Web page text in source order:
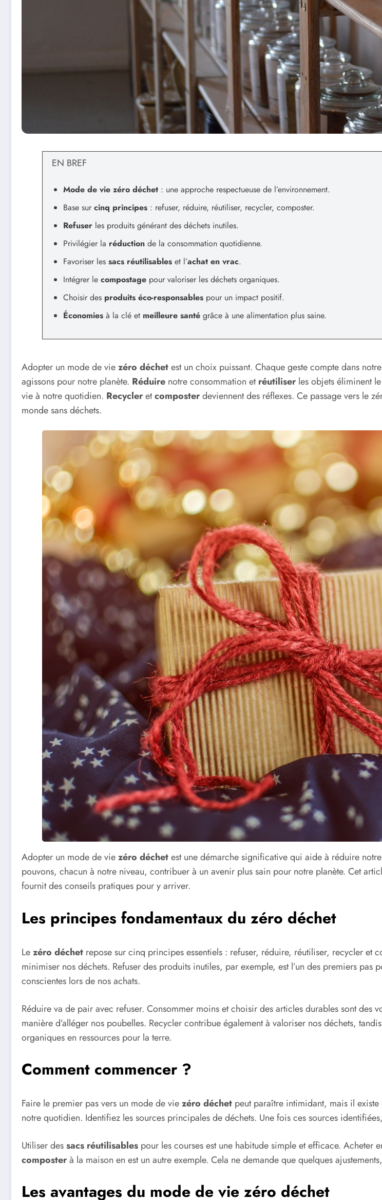
EN BREF
Mode de vie zéro déchet : une approche respectueuse de l’environnement.
Base sur cinq principes : refuser, réduire, réutiliser, recycler, composter.
Refuser les produits générant des déchets inutiles.
Privilégier la réduction de la consommation quotidienne.
Favoriser les sacs réutilisables et l’achat en vrac.
Intégrer le compostage pour valoriser les déchets organiques.
Choisir des produits éco-responsables pour un impact positif.
Économies à la clé et meilleure santé grâce à une alimentation plus saine.
Adopter un mode de viezéro déchetest un choix puissant. Chaque geste compte dans
agissons pour notre planète. Réduire notre consommation etréutiliser les objets éliminent
vie à notre quotidien. Recycleretcomposterdeviennent des réflexes. Ce passage vers le
monde sans déchets.
Adopter un mode de viezéro déchetest une démarche significative qui aide à réduire
pouvons, chacun à notre niveau, contribuer à un avenir plus sain pour notre planète. Cet
fournit des conseils pratiques pour y arriver.
Les principes fondamentaux du zéro déchet
Lezéro déchet repose sur cinq principes essentiels : refuser, réduire, réutiliser, recycler
minimiser nos déchets. Refuser des produits inutiles, par exemple, est l’un des premiers
conscientes lors de nos achats.
Réduire va de pair avec refuser. Consommer moins et choisir des articles durables sont des
manière d’alléger nos poubelles. Recycler contribue également à valoriser nos déchets,
organiques en ressources pour la terre.
Comment commencer ?
Faire le premier pas vers un mode de viezéro déchet peut paraître intimidant, mais il
notre quotidien. Identifiez les sources principales de déchets. Une fois ces sources
Utiliser dessacs réutilisables pour les courses est une habitude simple et efficace. Acheter
composterà la maison en est un autre exemple. Cela ne demande que quelques
Les avantages du mode de vie zéro déchet